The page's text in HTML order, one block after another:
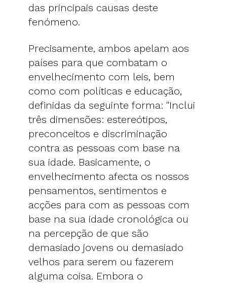
das principais causas deste
fenómeno.
Precisamente, ambos apelam aos
países para que combatam o
envelhecimento com leis, bem
como com políticas e educação,
definidas da seguinte forma: "Inclui
três dimensões: estereótipos,
preconceitos e discriminação
contra as pessoas com base na
sua idade. Basicamente, o
envelhecimento afecta os nossos
pensamentos, sentimentos e
acções para com as pessoas com
base na sua idade cronológica ou
na percepção de que são
demasiado jovens ou demasiado
velhos para serem ou fazerem
alguma coisa. Embora o